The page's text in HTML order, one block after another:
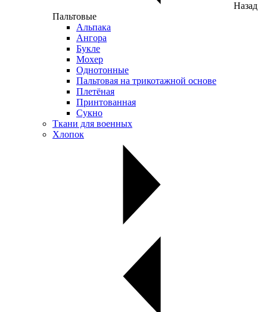
Назад
Пальтовые
Альпака
Ангора
Букле
Мохер
Однотонные
Пальтовая на трикотажной основе
Плетёная
Принтованная
Сукно
Ткани для военных
Хлопок